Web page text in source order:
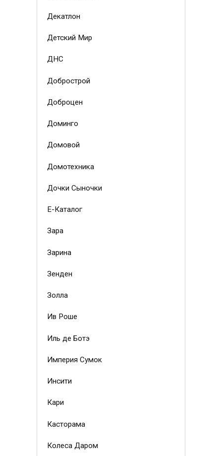
Декатлон
Детский Мир
ДНС
Добрострой
Доброцен
Доминго
Домовой
Домотехника
Дочки Сыночки
Е-Каталог
Зара
Зарина
Зенден
Золла
Ив Роше
Иль де Ботэ
Империя Сумок
Инсити
Кари
Касторама
Колеса Даром